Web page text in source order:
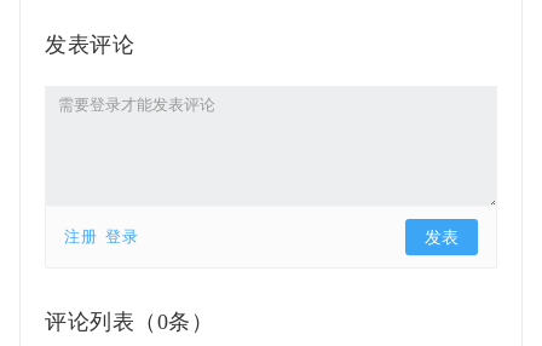
发表评论
注册 登录
评论列表（ 0条）